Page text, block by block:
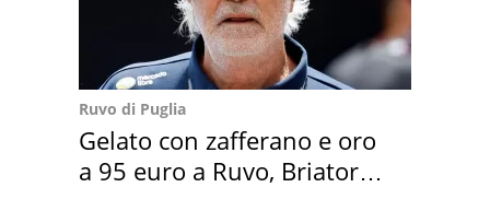
Ruvo di Puglia
Gelato con zafferano e oro
a 95 euro a Ruvo, Briatore